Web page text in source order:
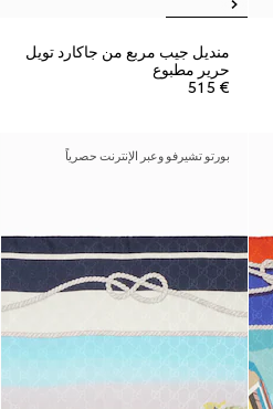
منديل جيب مربع من جاكارد تويل
حرير مطبوع
€ 515
بورتو تشيرفو وعبر الإنترنت حصرياً